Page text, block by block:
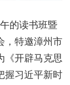
的读书班暨
，特邀漳州市
《开辟马克思
习近平新时